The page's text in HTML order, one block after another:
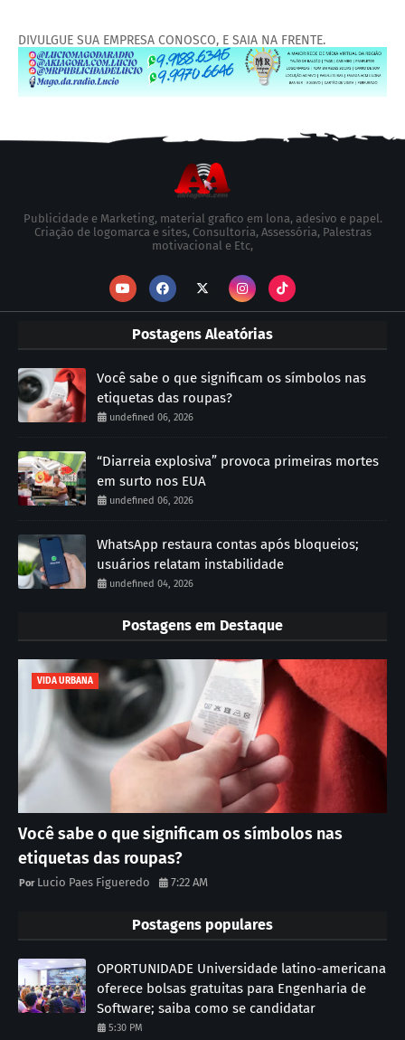
DIVULGUE SUA EMPRESA CONOSCO, E SAIA NA FRENTE.
Publicidade e Marketing, material grafico em lona, adesivo e papel.
Criação de logomarca e sites, Consultoria, Assessória, Palestras
motivacional e Etc,
Postagens Aleatórias
Você sabe o que significam os símbolos nas
etiquetas das roupas?
undefined 06, 2026
“Diarreia explosiva” provoca primeiras mortes
em surto nos EUA
undefined 06, 2026
WhatsApp restaura contas após bloqueios;
usuários relatam instabilidade
undefined 04, 2026
Postagens em Destaque
VIDA URBANA
Você sabe o que significam os símbolos nas
etiquetas das roupas?
Lucio Paes Figueredo 7:22 AM
Postagens populares
OPORTUNIDADE Universidade latino-americana
oferece bolsas gratuitas para Engenharia de
Software; saiba como se candidatar
5:30 PM